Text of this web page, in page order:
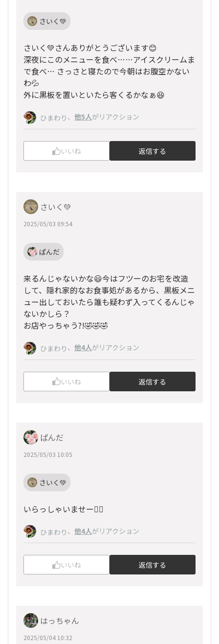
さいく💚
さいく💚さんありがとうございます😊
深夜にこのメニューを食べ……アイスクリームま
で食べ… さっさと寝たので今朝はお腹空かない
わ💦
外に黒板を置いといたら客くるかなぁ😆
ひまわり 、 他5人がリアクション
いいね 返信する
さいく💚
2025/05/03 09:54
ぱんだ
来るんじゃないかな😃今はフツーのお宅を改造
して、隠れ家的なお食事処があるから、黒板メニ
ュー出しておいたら誰も疑わず入ってくるんじゃ
ないかしら？
お店やっちゃう?!🤣🤣🤣
ひまわり 、 他4人がリアクション
いいね 返信する
ぱんだ
2025/05/03 10:05
さいく💚
いらっしゃいませー🙋‍♂️
ひまわり 、 他4人がリアクション
いいね 返信する
はっちゃん
2025/05/04 10:32